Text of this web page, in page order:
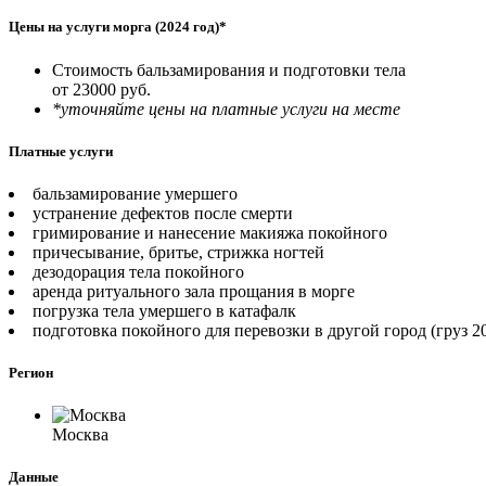
Цены на услуги морга (2024 год)*
Стоимость бальзамирования и подготовки тела
от 23000 руб.
*уточняйте цены на платные услуги на месте
Платные услуги
бальзамирование умершего
устранение дефектов после смерти
гримирование и нанесение макияжа покойного
причесывание, бритье, стрижка ногтей
дезодорация тела покойного
аренда ритуального зала прощания в морге
погрузка тела умершего в катафалк
подготовка покойного для перевозки в другой город (груз
Регион
Москва
Данные